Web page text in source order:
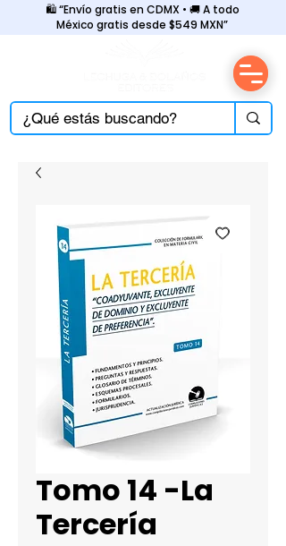
🛍️ “Envío gratis en CDMX • 🚚 A todo
México gratis desde $549 MXN”
Tomo 14 -La
Tercería